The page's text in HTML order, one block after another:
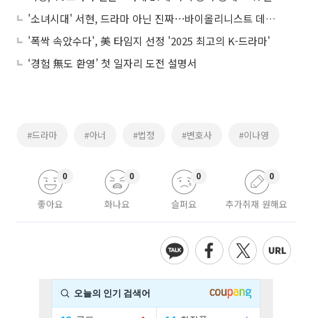
'소녀시대' 서현, 드라마 아닌 진짜⋯바이올리니스트 데뷔 "열정 보여줄 것"
'폭싹 속았수다', 美 타임지 선정 '2025 최고의 K-드라마'
‘경험 無도 환영’ 첫 일자리 도전 설명서
#드라마 #아너 #법정 #변호사 #이나영
좋아요
0
화나요
0
슬퍼요
0
추가취재 원해요
0